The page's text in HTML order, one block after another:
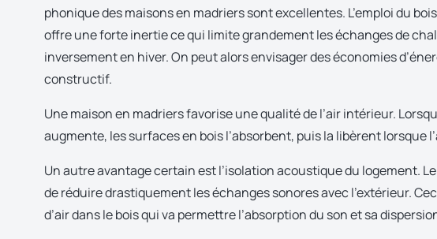
phonique des maisons en madriers sont excellentes. L’emploi du
offre une forte inertie ce qui limite grandement les échanges de
inversement en hiver. On peut alors envisager des économies
constructif.
Une mai­son en madriers favorise une qualité de l’air intérieur.
augmente, les surfaces en bois l’ab­sorbent, puis la libèrent lorsque
Un autre avantage certain est l’isolation acoustique du logement.
de réduire drastiquement les échanges sonores avec l’extérieur.
d’air dans le bois qui va permettre l’absorption du son et sa